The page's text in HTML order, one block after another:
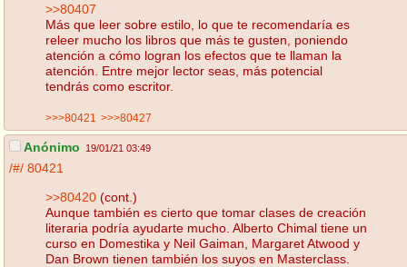
>>80407
Más que leer sobre estilo, lo que te recomendaría es
releer mucho los libros que más te gusten, poniendo
atención a cómo logran los efectos que te llaman la
atención. Entre mejor lector seas, más potencial
tendrás como escritor.
>>>80421 >>>80427
Anónimo 19/01/21 03:49
/#/ 80421
>>80420 (cont.)
Aunque también es cierto que tomar clases de creación
literaria podría ayudarte mucho. Alberto Chimal tiene un
curso en Domestika y Neil Gaiman, Margaret Atwood y
Dan Brown tienen también los suyos en Masterclass.